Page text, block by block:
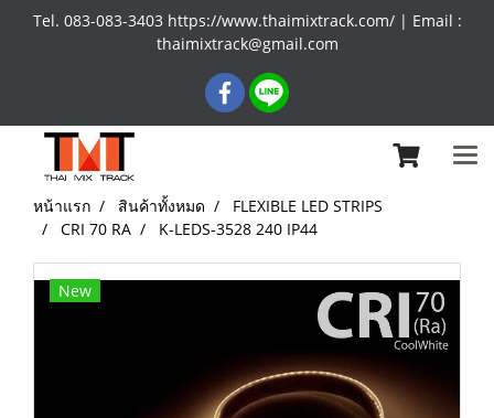
Tel. 083-083-3403 https://www.thaimixtrack.com/ | Email :
thaimixtrack@gmail.com
หน้าแรก สินค้าทั้งหมด
FLEXIBLE LED STRIPS
CRI 70 RA
K-LEDS-3528 240 IP44
New